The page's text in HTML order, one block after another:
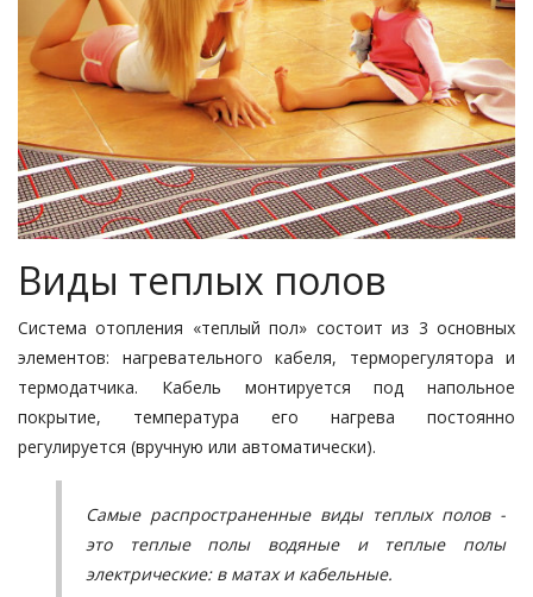
Виды теплых полов
Система отопления «теплый пол» состоит из 3 основных
элементов: нагревательного кабеля, терморегулятора и
термодатчика. Кабель монтируется под напольное
покрытие, температура его нагрева постоянно
регулируется (вручную или автоматически).
Самые распространенные виды теплых полов -
это теплые полы водяные и теплые полы
электрические: в матах и кабельные.